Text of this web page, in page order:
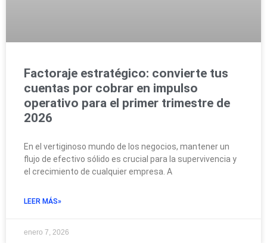
Factoraje estratégico: convierte tus
cuentas por cobrar en impulso
operativo para el primer trimestre de
2026
En el vertiginoso mundo de los negocios, mantener un
flujo de efectivo sólido es crucial para la supervivencia y
el crecimiento de cualquier empresa. A
LEER MÁS»
enero 7, 2026